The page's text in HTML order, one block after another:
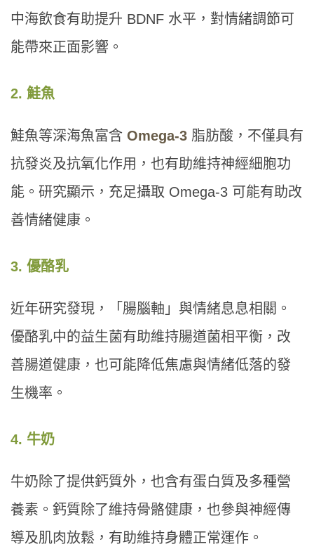
中海飲食有助提升 BDNF 水平，對情緒調節可
能帶來正面影響。
2. 鮭魚
鮭魚等深海魚富含 Omega-3 脂肪酸，不僅具有
抗發炎及抗氧化作用，也有助維持神經細胞功
能。研究顯示，充足攝取 Omega-3 可能有助改
善情緒健康。
3. 優酪乳
近年研究發現，「腸腦軸」與情緒息息相關。
優酪乳中的益生菌有助維持腸道菌相平衡，改
善腸道健康，也可能降低焦慮與情緒低落的發
生機率。
4. 牛奶
牛奶除了提供鈣質外，也含有蛋白質及多種營
養素。鈣質除了維持骨骼健康，也參與神經傳
導及肌肉放鬆，有助維持身體正常運作。